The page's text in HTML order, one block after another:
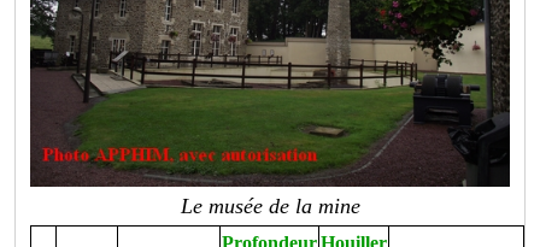
Le musée de la mine
ProfondeurHouiller